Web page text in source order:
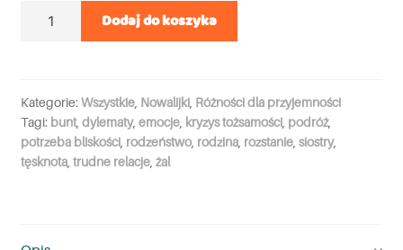
Dodaj do koszyka
Kategorie: Wszystkie, Nowalijki, Różności dla przyjemności
Tagi: bunt, dylematy, emocje, kryzys tożsamości, podróż,
potrzeba bliskości, rodzeństwo, rodzina, rozstanie, siostry,
tęsknota, trudne relacje, żal